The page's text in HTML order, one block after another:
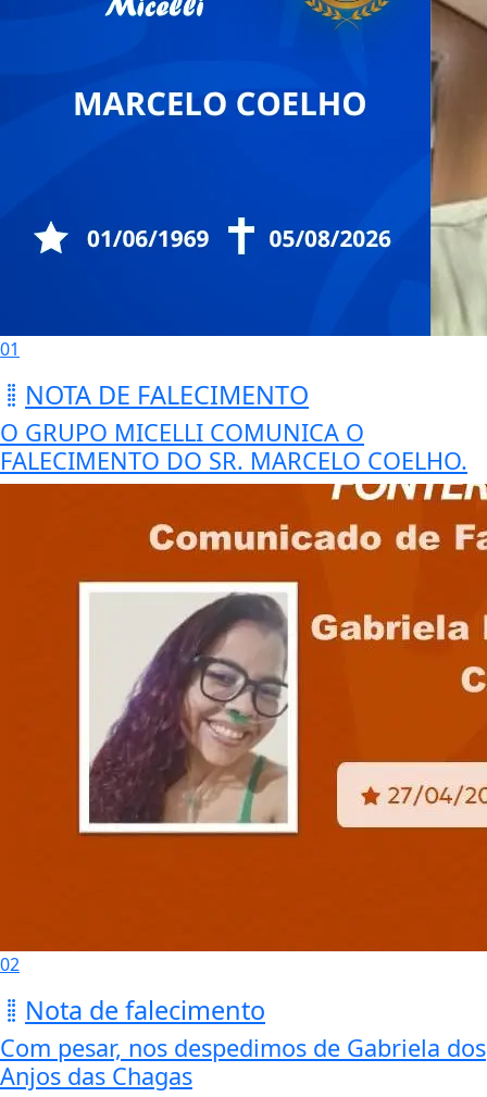
01
NOTA DE FALECIMENTO
O GRUPO MICELLI COMUNICA O
FALECIMENTO DO SR. MARCELO COELHO.
02
Nota de falecimento
Com pesar, nos despedimos de Gabriela dos
Anjos das Chagas